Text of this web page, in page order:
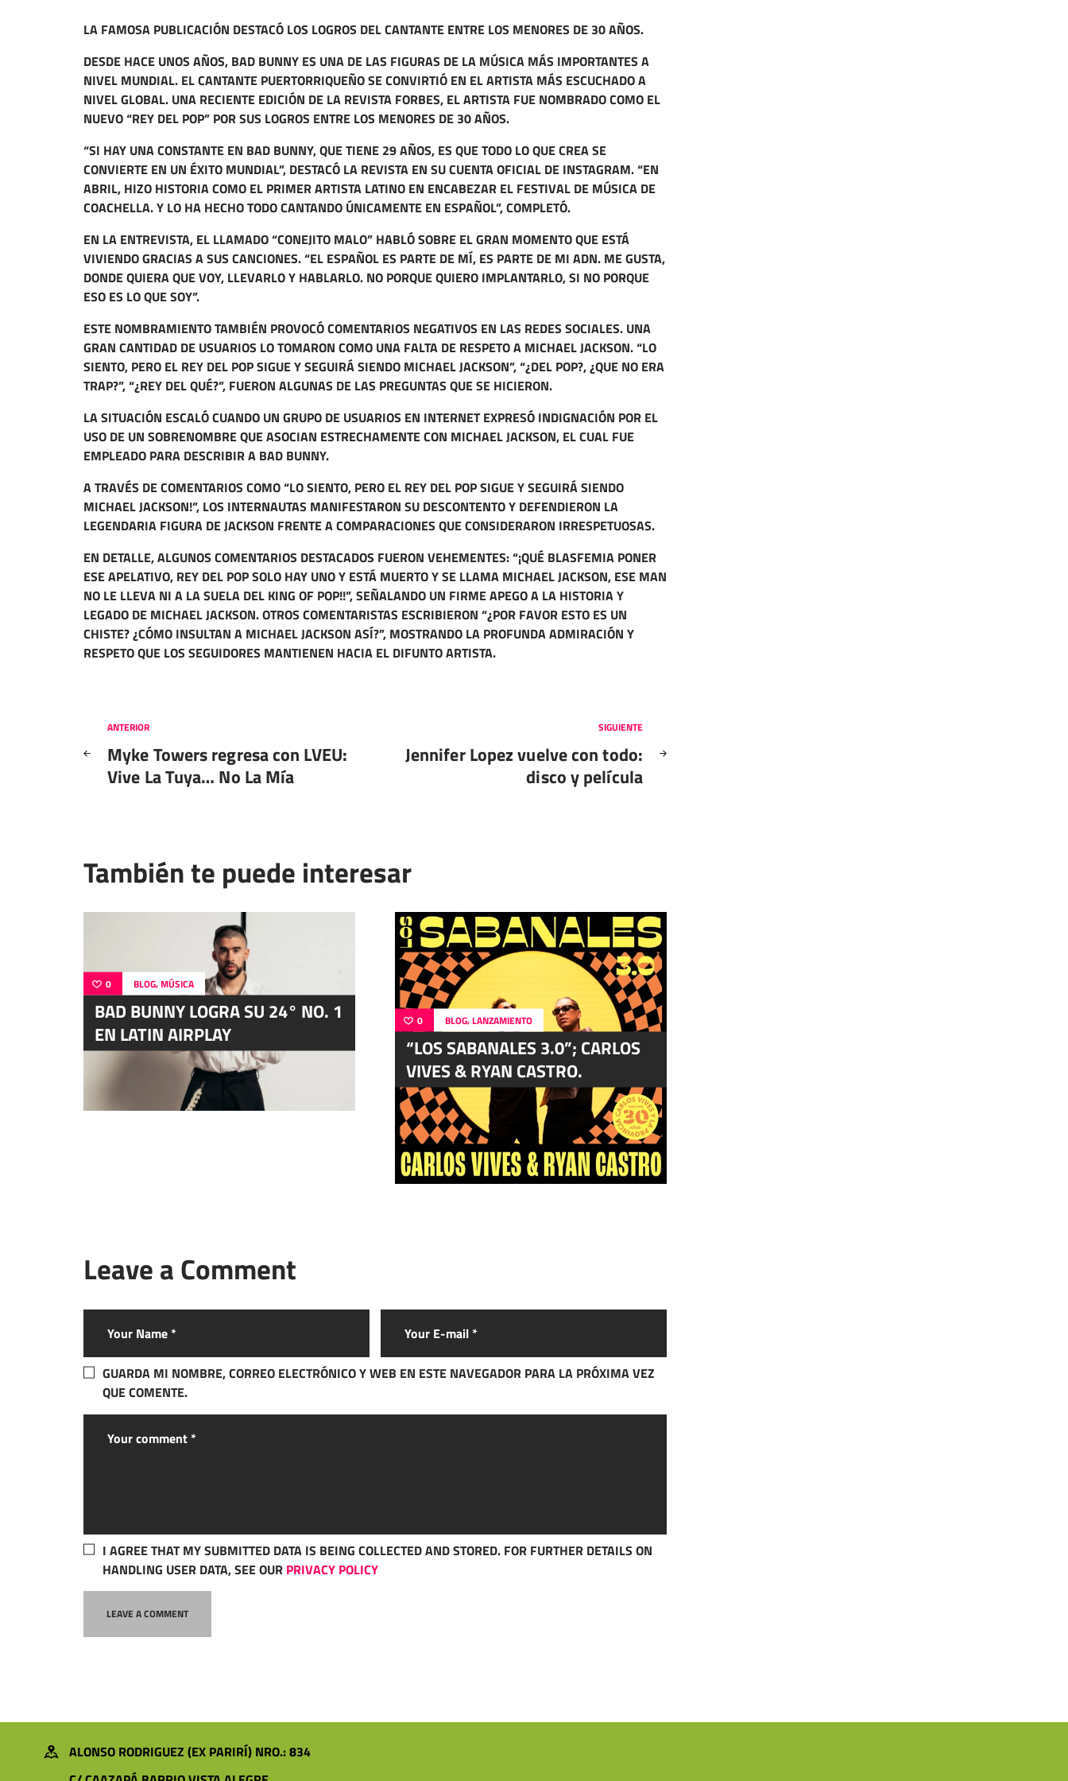
LA FAMOSA PUBLICACIÓN DESTACÓ LOS LOGROS DEL CANTANTE ENTRE LOS MENORES DE 30 AÑOS.
DESDE HACE UNOS AÑOS, BAD BUNNY ES UNA DE LAS FIGURAS DE LA MÚSICA MÁS IMPORTANTES A
NIVEL MUNDIAL. EL CANTANTE PUERTORRIQUEÑO SE CONVIRTIÓ EN EL ARTISTA MÁS ESCUCHADO A
NIVEL GLOBAL. UNA RECIENTE EDICIÓN DE LA REVISTA FORBES, EL ARTISTA FUE NOMBRADO COMO EL
NUEVO “REY DEL POP” POR SUS LOGROS ENTRE LOS MENORES DE 30 AÑOS.
“SI HAY UNA CONSTANTE EN BAD BUNNY, QUE TIENE 29 AÑOS, ES QUE TODO LO QUE CREA SE
CONVIERTE EN UN ÉXITO MUNDIAL”, DESTACÓ LA REVISTA EN SU CUENTA OFICIAL DE INSTAGRAM. “EN
ABRIL, HIZO HISTORIA COMO EL PRIMER ARTISTA LATINO EN ENCABEZAR EL FESTIVAL DE MÚSICA DE
COACHELLA. Y LO HA HECHO TODO CANTANDO ÚNICAMENTE EN ESPAÑOL”, COMPLETÓ.
EN LA ENTREVISTA, EL LLAMADO “CONEJITO MALO” HABLÓ SOBRE EL GRAN MOMENTO QUE ESTÁ
VIVIENDO GRACIAS A SUS CANCIONES. “EL ESPAÑOL ES PARTE DE MÍ, ES PARTE DE MI ADN. ME GUSTA,
DONDE QUIERA QUE VOY, LLEVARLO Y HABLARLO. NO PORQUE QUIERO IMPLANTARLO, SI NO PORQUE
ESO ES LO QUE SOY”.
ESTE NOMBRAMIENTO TAMBIÉN PROVOCÓ COMENTARIOS NEGATIVOS EN LAS REDES SOCIALES. UNA
GRAN CANTIDAD DE USUARIOS LO TOMARON COMO UNA FALTA DE RESPETO A MICHAEL JACKSON. “LO
SIENTO, PERO EL REY DEL POP SIGUE Y SEGUIRÁ SIENDO MICHAEL JACKSON”, “¿DEL POP?, ¿QUE NO ERA
TRAP?”, “¿REY DEL QUÉ?”, FUERON ALGUNAS DE LAS PREGUNTAS QUE SE HICIERON.
LA SITUACIÓN ESCALÓ CUANDO UN GRUPO DE USUARIOS EN INTERNET EXPRESÓ INDIGNACIÓN POR EL
USO DE UN SOBRENOMBRE QUE ASOCIAN ESTRECHAMENTE CON MICHAEL JACKSON, EL CUAL FUE
EMPLEADO PARA DESCRIBIR A BAD BUNNY.
A TRAVÉS DE COMENTARIOS COMO “LO SIENTO, PERO EL REY DEL POP SIGUE Y SEGUIRÁ SIENDO
MICHAEL JACKSON!”, LOS INTERNAUTAS MANIFESTARON SU DESCONTENTO Y DEFENDIERON LA
LEGENDARIA FIGURA DE JACKSON FRENTE A COMPARACIONES QUE CONSIDERARON IRRESPETUOSAS.
EN DETALLE, ALGUNOS COMENTARIOS DESTACADOS FUERON VEHEMENTES: “¡QUÉ BLASFEMIA PONER
ESE APELATIVO, REY DEL POP SOLO HAY UNO Y ESTÁ MUERTO Y SE LLAMA MICHAEL JACKSON, ESE MAN
NO LE LLEVA NI A LA SUELA DEL KING OF POP!!”, SEÑALANDO UN FIRME APEGO A LA HISTORIA Y
LEGADO DE MICHAEL JACKSON. OTROS COMENTARISTAS ESCRIBIERON “¿POR FAVOR ESTO ES UN
CHISTE? ¿CÓMO INSULTAN A MICHAEL JACKSON ASÍ?”, MOSTRANDO LA PROFUNDA ADMIRACIÓN Y
RESPETO QUE LOS SEGUIDORES MANTIENEN HACIA EL DIFUNTO ARTISTA.
Navegación
de
ANTERIOR
Myke Towers regresa con LVEU:
Vive La Tuya… No La Mía
SIGUIENTE
Jennifer Lopez vuelve con todo:
disco y película
También te puede interesar
0 BLOG,MÚSICA
BAD BUNNY LOGRA SU 24° NO. 1
EN LATIN AIRPLAY
0 BLOG,LANZAMIENTO
“LOS SABANALES 3.0”; CARLOS
VIVES & RYAN CASTRO.
Leave a Comment
GUARDA MI NOMBRE, CORREO ELECTRÓNICO Y WEB EN ESTE NAVEGADOR PARA LA PRÓXIMA VEZ
QUE COMENTE.
I AGREE THAT MY SUBMITTED DATA IS BEING COLLECTED AND STORED. FOR FURTHER DETAILS ON
HANDLING USER DATA, SEE OUR PRIVACY POLICY
ALONSO RODRIGUEZ (EX PARIRÍ) NRO.: 834